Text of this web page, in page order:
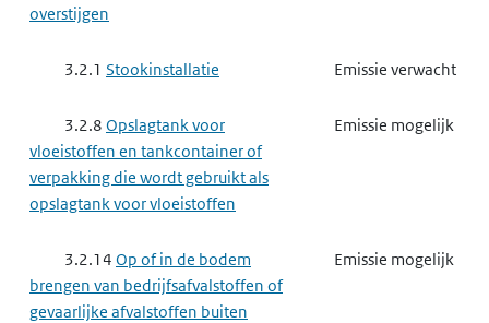
overstijgen
3.2.1 Stookinstallatie Emissie verwacht
3.2.8 Opslagtank voor
vloeistoffen en tankcontainer of
verpakking die wordt gebruikt als
opslagtank voor vloeistoffen
Emissie mogelijk
3.2.14 Op of in de bodem
brengen van bedrijfsafvalstoffen of
gevaarlijke afvalstoffen buiten
Emissie mogelijk